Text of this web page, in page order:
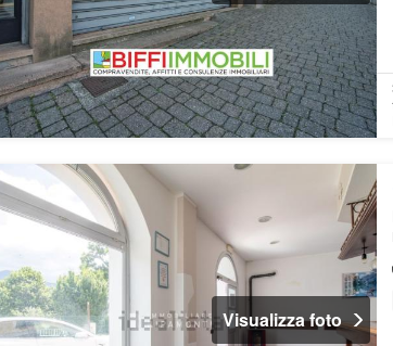
Visualizza foto